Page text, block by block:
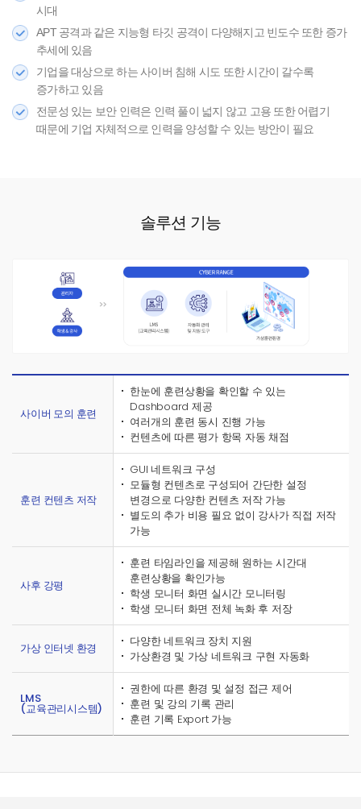
시대
APT 공격과 같은 지능형 타깃 공격이 다양해지고 빈도수 또한 증가
추세에 있음
기업을 대상으로 하는 사이버 침해 시도 또한 시간이 갈수록
증가하고 있음
전문성 있는 보안 인력은 인력 풀이 넓지 않고 고용 또한 어렵기
때문에 기업 자체적으로 인력을 양성할 수 있는 방안이 필요
솔루션 기능
사이버 모의 훈련
한눈에 훈련상황을 확인할 수 있는
Dashboard 제공
여러개의 훈련 동시 진행 가능
컨텐츠에 따른 평가 항목 자동 채점
훈련 컨텐츠 저작
GUI 네트워크 구성
모듈형 컨텐츠로 구성되어 간단한 설정
변경으로 다양한 컨텐츠 저작 가능
별도의 추가 비용 필요 없이 강사가 직접 저작
가능
사후 강평
훈련 타임라인을 제공해 원하는 시간대
훈련상황을 확인가능
학생 모니터 화면 실시간 모니터링
학생 모니터 화면 전체 녹화 후 저장
가상 인터넷 환경
다양한 네트워크 장치 지원
가상환경 및 가상 네트워크 구현 자동화
LMS
(교육관리시스템)
권한에 따른 환경 및 설정 접근 제어
훈련 및 강의 기록 관리
훈련 기록 Export 가능